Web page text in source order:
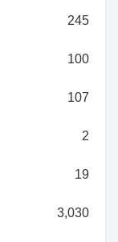
245
100
107
2
19
3,030